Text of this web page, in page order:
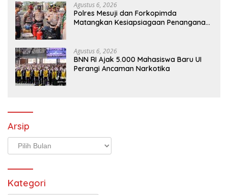
Agustus 6, 2026
Polres Mesuji dan Forkopimda
Matangkan Kesiapsiagaan Penanganan
Agustus 6, 2026
BNN RI Ajak 5.000 Mahasiswa Baru UI
Perangi Ancaman Narkotika
Arsip
Arsip
Kategori